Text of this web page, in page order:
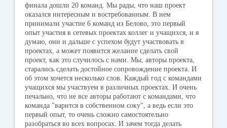
финала дошли 20 команд. Мы рады, что наш проект
оказался интересным и востребованным. В нем
принимали участие 6 команд из Белово, это первый
опыт участия в сетевых проектах коллег и учащихся, и я
думаю, они и дальше с успехом будут участвовать в
проектах, а может появится желание сделать свой
проект, как это случилось с нами. Мы, авторы проекта,
старались сделать достойное сопровождение проекта. И
об этом хочется несколько слов. Каждый год с командами
учащихся мы участвуем в различных проектах. И очень
печально, что не все авторы работают с командами, что
команда "варится в собственном соку", а ведь если это
первый опыт, то очень сложно самостоятельно
разобраться во всех вопросах. И зачем тогда делать